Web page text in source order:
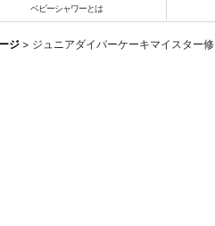
ベビーシャワーとは
ジ > ジュニアダイパーケーキマイスター